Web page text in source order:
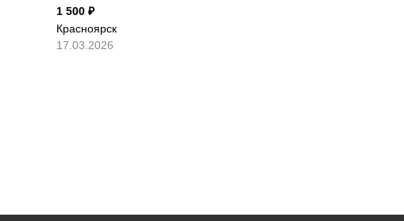
1 500
Красноярск
17.03.2026